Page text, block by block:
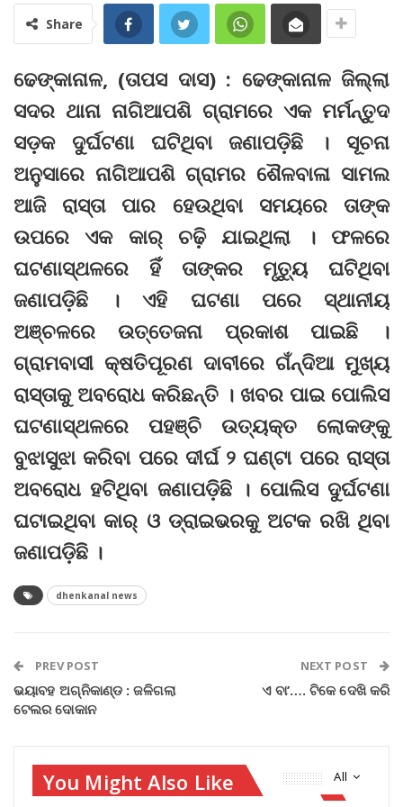
Share
ଢେଙ୍କାନାଳ, (ତାପସ ଦାସ) : ଢେଙ୍କାନାଳ ଜିଲ୍ଲା
ସଦର ଥାନା ନାଗିଆପଶି ଗ୍ରାମରେ ଏକ ମର୍ମନ୍ତୁଦ
ସଡ଼କ ଦୁର୍ଘଟଣା ଘଟିଥିବା ଜଣାପଡ଼ିଛି । ସୂଚନା
ଅନୁସାରେ ନାଗିଆପଶି ଗ୍ରାମର ଶୈଳବାଳା ସାମଲ
ଆଜି ରାସ୍ତା ପାର ହେଉଥିବା ସମୟରେ ତାଙ୍କ
ଉପରେ ଏକ କାର୍‌ ଚଢ଼ି ଯାଇଥିଲା । ଫଳରେ
ଘଟଣାସ୍ଥଳରେ ହିଁ ତାଙ୍କର ମୃତ୍ୟୁ ଘଟିଥିବା
ଜଣାପଡ଼ିଛି । ଏହି ଘଟଣା ପରେ ସ୍ଥାନୀୟ
ଅଞ୍ଚଳରେ ଉତ୍ତେଜନା ପ୍ରକାଶ ପାଇଛି ।
ଗ୍ରାମବାସୀ କ୍ଷତିପୂରଣ ଦାବୀରେ ଗଁନ୍ଦିଆ ମୁଖ୍ୟ
ରାସ୍ତାକୁ ଅବରୋଧ କରିଛନ୍ତି । ଖବର ପାଇ ପୋଲିସ
ଘଟଣାସ୍ଥଳରେ ପହଞ୍ଚି ଉତ୍ୟକ୍ତ ଲୋକଙ୍କୁ
ବୁଝାସୁଝା କରିବା ପରେ ଦୀର୍ଘ ୨ ଘଣ୍ଟା ପରେ ରାସ୍ତା
ଅବରୋଧ ହଟିଥିବା ଜଣାପଡ଼ିଛି । ପୋଲିସ ଦୁର୍ଘଟଣା
ଘଟାଇଥିବା କାର୍‌ ଓ ଡ୍ରାଇଭରକୁ ଅଟକ ରଖି ଥିବା
ଜଣାପଡ଼ିଛି ।
dhenkanal news
PREV POST
ଭୟାବହ ଅଗ୍ନିକାଣ୍ଡ : ଜଳିଗଲା
ଟେଲର ଦୋକାନ
NEXT POST
ଏ ବା’…. ଟିକେ ଦେଖି କରି
All
You Might Also Like